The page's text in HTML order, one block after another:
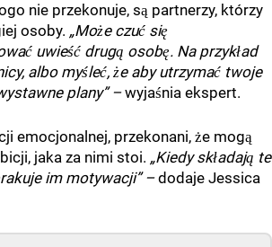
nie przekonuje, są partnerzy, którzy
osoby. „Może czuć się
uwieść drugą osobę. Na przykład
albo myśleć, że aby utrzymać twoje
plany” –wyjaśnia ekspert.
emocjonalnej, przekonani, że mogą
jaka za nimi stoi. „Kiedy składają te
im motywacji” –dodaje Jessica